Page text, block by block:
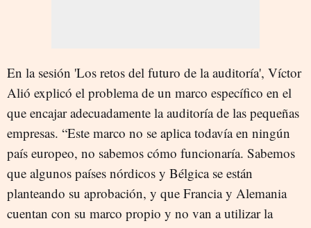
En la sesión 'Los retos del futuro de la auditoría', Víctor
Alió explicó el problema de un marco específico en el
que encajar adecuadamente la auditoría de las pequeñas
empresas. “Este marco no se aplica todavía en ningún
país europeo, no sabemos cómo funcionaría. Sabemos
que algunos países nórdicos y Bélgica se están
planteando su aprobación, y que Francia y Alemania
cuentan con su marco propio y no van a utilizar la